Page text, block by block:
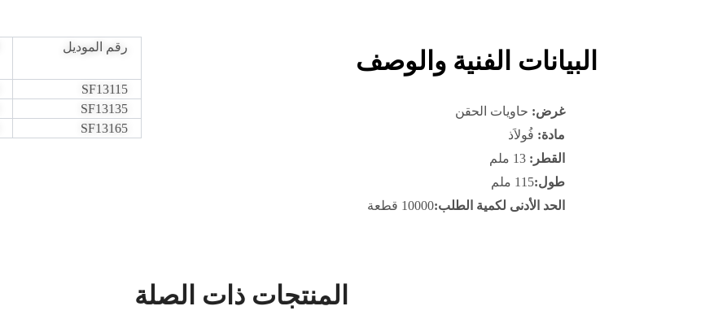
البيانات الفنية والوصف
غرض: حاويات الحقن
مادة: فُولاَذ
القطر:
طول:115 ملم
الحد الأدنى لكمية الطلب:10000 قطعة
رقم الموديل
SF13115
SF13135
SF13165
المنتجات ذات الصلة